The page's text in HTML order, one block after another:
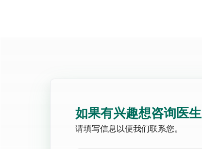
如果有兴趣想咨询医生
请填写信息以便我们联系您。